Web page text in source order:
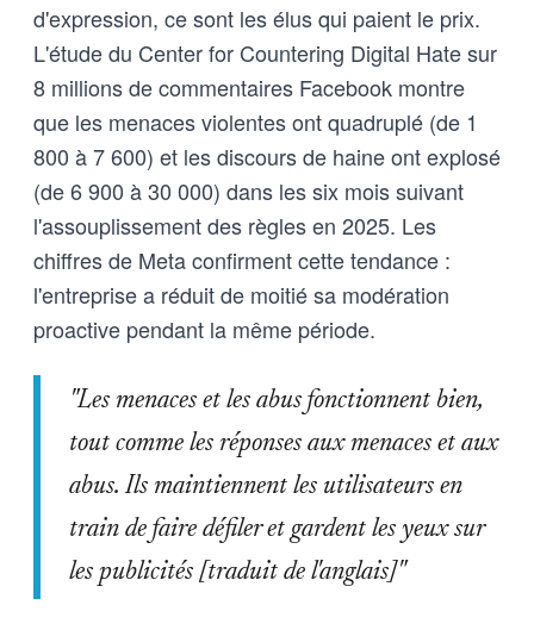
d'expression, ce sont les élus qui paient le prix.
L'étude du Center for Countering Digital Hate sur
8 millions de commentaires Facebook montre
que les menaces violentes ont quadruplé (de 1
800 à 7 600) et les discours de haine ont explosé
(de 6 900 à 30 000) dans les six mois suivant
l'assouplissement des règles en 2025. Les
chiffres de Meta confirment cette tendance :
l'entreprise a réduit de moitié sa modération
proactive pendant la même période.
"Les menaces et les abus fonctionnent bien,
tout comme les réponses aux menaces et aux
abus. Ils maintiennent les utilisateurs en
train de faire défiler et gardent les yeux sur
les publicités [traduit de l'anglais]"